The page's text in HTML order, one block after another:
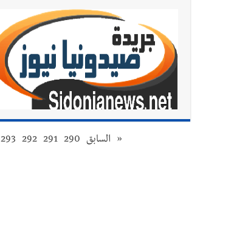
« السابق 290
291
292
293